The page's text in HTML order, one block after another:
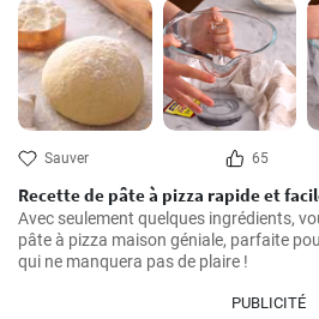
Sauver 65
Recette de pâte à pizza rapide et
Avec seulement quelques ingrédients,
pâte à pizza maison géniale, parfaite
qui ne manquera pas de plaire !
PUBLICITÉ